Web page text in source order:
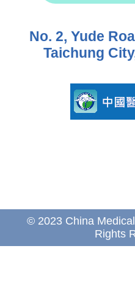
No. 2, Yude
Taichung
© 2023 China
Rights